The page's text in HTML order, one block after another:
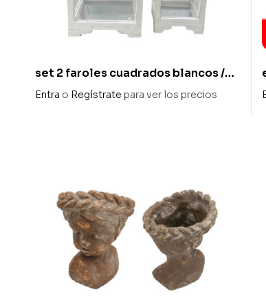
set 2 faroles cuadrados blancos /
metal
Entra o Regístrate para ver los precios